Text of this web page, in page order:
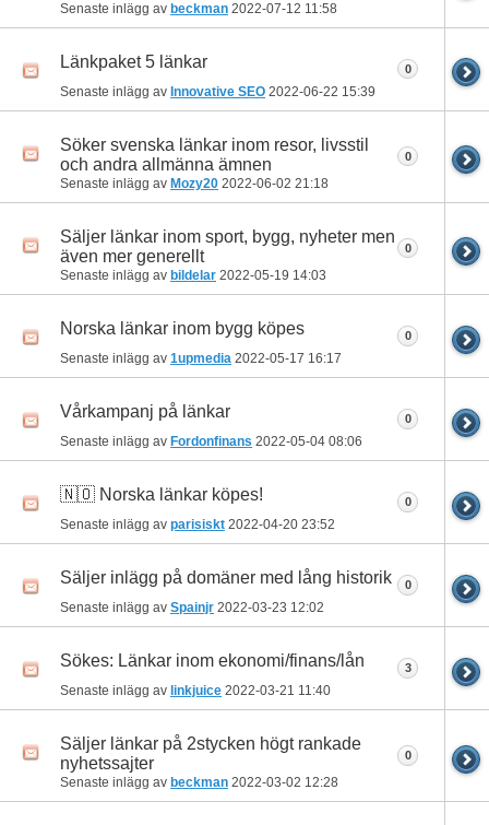
Senaste inlägg av beckman 2022-07-12 11:58
Länkpaket 5 länkar
Senaste inlägg av Innovative SEO 2022-06-22 15:39
0
Söker svenska länkar inom resor, livsstil
och andra allmänna ämnen
Senaste inlägg av Mozy20 2022-06-02 21:18
0
Säljer länkar inom sport, bygg, nyheter men
även mer generellt
Senaste inlägg av bildelar 2022-05-19 14:03
0
Norska länkar inom bygg köpes
Senaste inlägg av 1upmedia 2022-05-17 16:17
0
Vårkampanj på länkar
Senaste inlägg av Fordonfinans 2022-05-04 08:06
0
🇳🇴 Norska länkar köpes!
Senaste inlägg av parisiskt 2022-04-20 23:52
0
Säljer inlägg på domäner med lång historik
Senaste inlägg av Spainjr 2022-03-23 12:02
0
Sökes: Länkar inom ekonomi/finans/lån
Senaste inlägg av linkjuice 2022-03-21 11:40
3
Säljer länkar på 2stycken högt rankade
nyhetssajter
Senaste inlägg av beckman 2022-03-02 12:28
0